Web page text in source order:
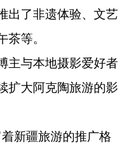
出了非遗体验、文艺
茶等。
主与本地摄影爱好者
扩大阿克陶旅游的影
新疆旅游的推广格